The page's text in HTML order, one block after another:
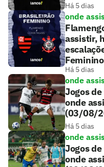
Há 5 dias
onde
assistir,
Feminino
Há 5 dias
onde
Jogos
onde
(03/08/
Há 5 dias
onde
Jogos
onde